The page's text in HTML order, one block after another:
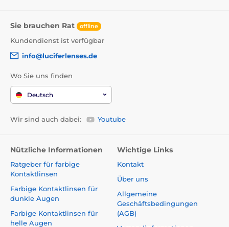
Sie brauchen Rat offline
Kundendienst ist verfügbar
info@luciferlenses.de
Wo Sie uns finden
Deutsch
Wir sind auch dabei: Youtube
Nützliche Informationen
Ratgeber für farbige
Kontaktlinsen
Farbige Kontaktlinsen für
dunkle Augen
Farbige Kontaktlinsen für
helle Augen
Wichtige Links
Kontakt
Über uns
Allgemeine
Geschäftsbedingungen
(AGB)